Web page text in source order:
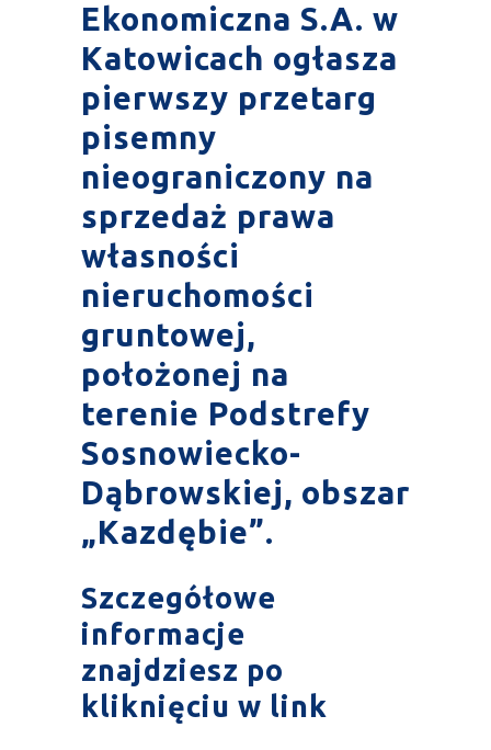
Ekonomiczna S.A. w
Katowicach ogłasza
pierwszy przetarg
pisemny
nieograniczony na
sprzedaż prawa
własności
nieruchomości
gruntowej,
położonej na
terenie Podstrefy
Sosnowiecko-
Dąbrowskiej, obszar
„Kazdębie”.
Szczegółowe
informacje
znajdziesz po
kliknięciu w link